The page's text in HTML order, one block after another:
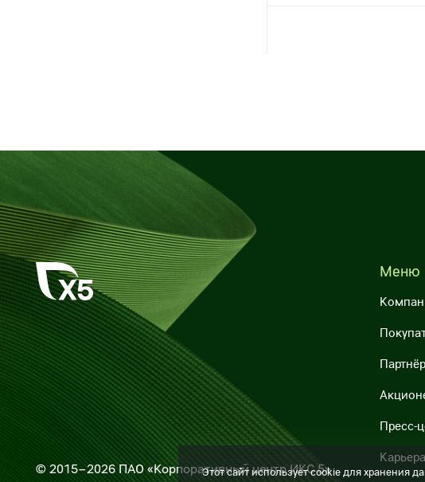
© 2015–2026 ПАО «Корпоративный центр ИКС 5»
Меню
Пресс-
Карьера
Этот сайт использует cookie для хранения